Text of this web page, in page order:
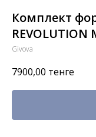
Комплект
REVOLUTION
Givova
7900,00 тенге